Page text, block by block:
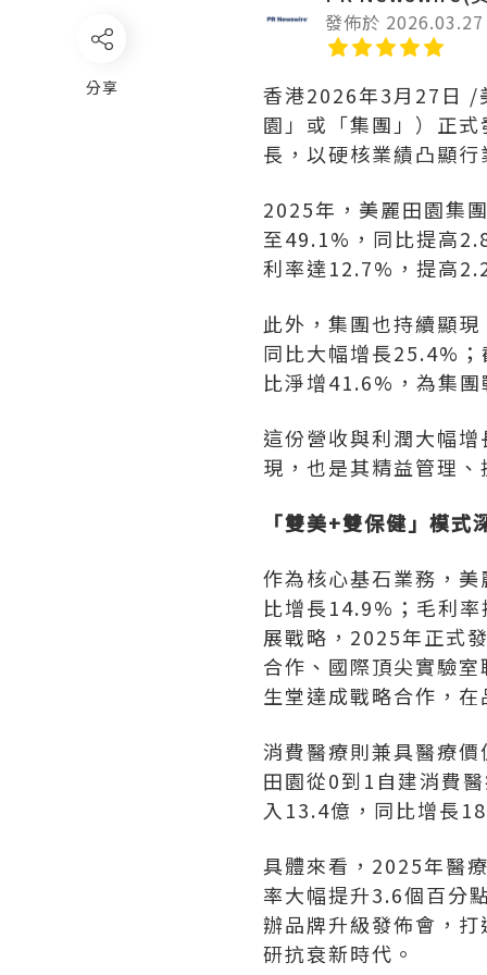
分享
發佈於 2026.03.27
香港2026年3月27日 /
園」或「集團」）正
長，以硬核業績凸顯
2025年，美麗田園集
至49.1%，同比提高
利率達12.7%，提高
此外，集團也持續顯
同比大幅增長25.4%
比淨增41.6%，為集
這份營收與利潤大幅
現，也是其精益管理
「雙美+雙保健」模式
作為核心基石業務，
比增長14.9%；毛利
展戰略，2025年正式
合作、國際頂尖實驗
生堂達成戰略合作，
消費醫療則兼具醫療
田園從0到1自建消費
入13.4億，同比增長
具體來看，2025年醫
率大幅提升3.6個百分
辦品牌升級發佈會，
研抗衰新時代。